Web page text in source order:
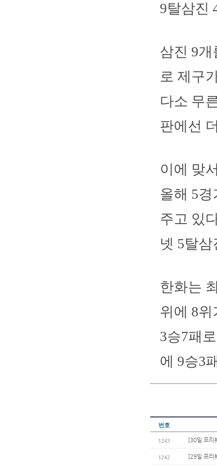
9탈삼진
삼진 9
로 제구
다소 무
판에선
이에 맞
올해 5
주고 있
넷 5탈
한화는
위에 8
3승7패
에 9승3
번호
1243 [30일 프리
1242 [29일 프리